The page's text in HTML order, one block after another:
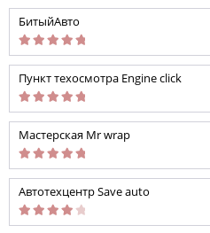
БитыйАвто
Пункт техосмотра Engine click
Мастерская Mr wrap
Автотехцентр Save auto